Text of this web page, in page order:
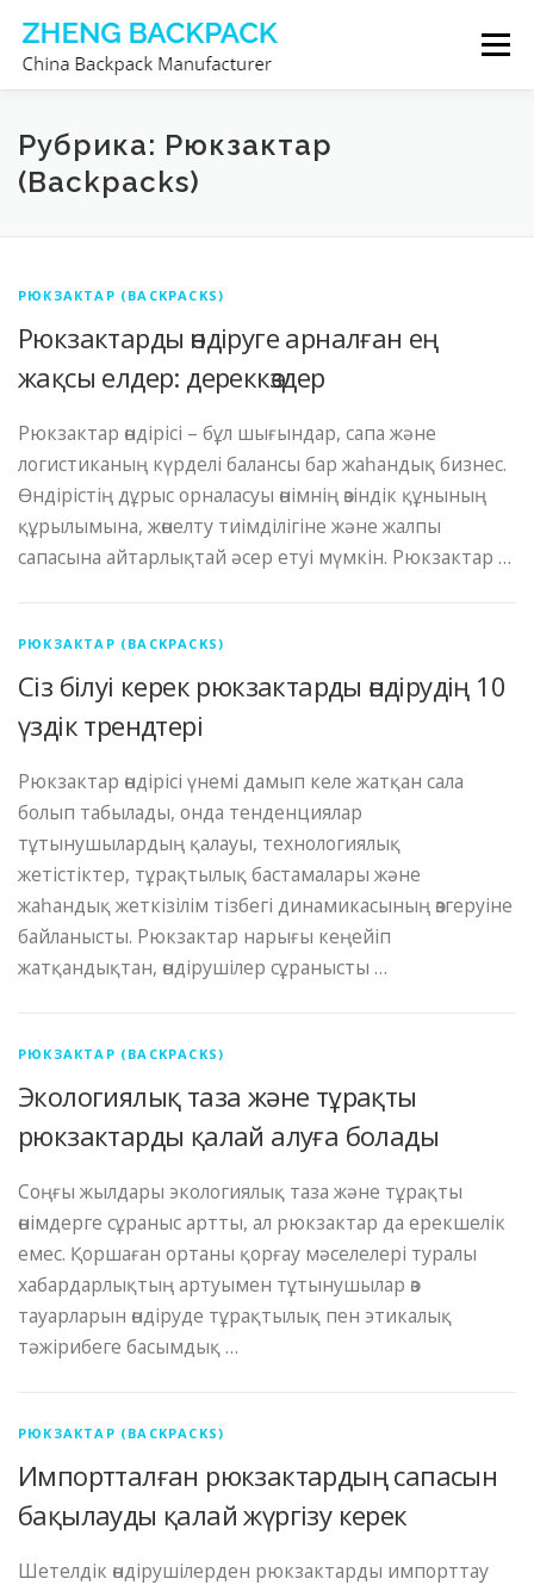
content
Menu
РЮКЗАК ӨНДІРУШІСІ
Рубрика: Рюкзактар
(Backpacks)
РЮКЗАКТАР (BACKPACKS)
Рюкзактарды өндіруге арналған ең
жақсы елдер: дереккөздер
Рюкзактар ​​өндірісі – бұл шығындар, сапа және
логистиканың күрделі балансы бар жаһандық бизнес.
Өндірістің дұрыс орналасуы өнімнің өзіндік құнының
құрылымына, жөнелту тиімділігіне және жалпы
сапасына айтарлықтай әсер етуі мүмкін. Рюкзактар …
РЮКЗАКТАР (BACKPACKS)
Сіз білуі керек рюкзактарды өндірудің 10
үздік трендтері
Рюкзактар ​​өндірісі үнемі дамып келе жатқан сала
болып табылады, онда тенденциялар
тұтынушылардың қалауы, технологиялық
жетістіктер, тұрақтылық бастамалары және
жаһандық жеткізілім тізбегі динамикасының өзгеруіне
байланысты. Рюкзактар ​​нарығы кеңейіп
жатқандықтан, өндірушілер сұранысты …
РЮКЗАКТАР (BACKPACKS)
Экологиялық таза және тұрақты
рюкзактарды қалай алуға болады
Соңғы жылдары экологиялық таза және тұрақты
өнімдерге сұраныс артты, ал рюкзактар ​​да ерекшелік
емес. Қоршаған ортаны қорғау мәселелері туралы
хабардарлықтың артуымен тұтынушылар өз
тауарларын өндіруде тұрақтылық пен этикалық
тәжірибеге басымдық …
РЮКЗАКТАР (BACKPACKS)
Импортталған рюкзактардың сапасын
бақылауды қалай жүргізу керек
Шетелдік өндірушілерден рюкзактарды импорттау